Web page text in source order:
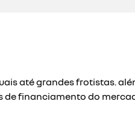
até grandes frotistas.
de financiamento do